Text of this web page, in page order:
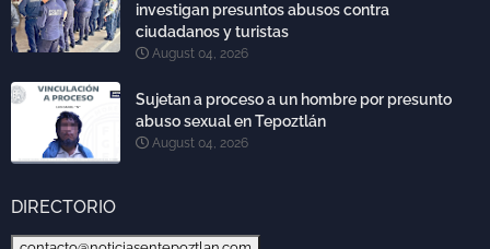
investigan presuntos abusos contra
ciudadanos y turistas
August 04, 2026
Sujetan a proceso a un hombre por presunto
abuso sexual en Tepoztlán
August 04, 2026
DIRECTORIO